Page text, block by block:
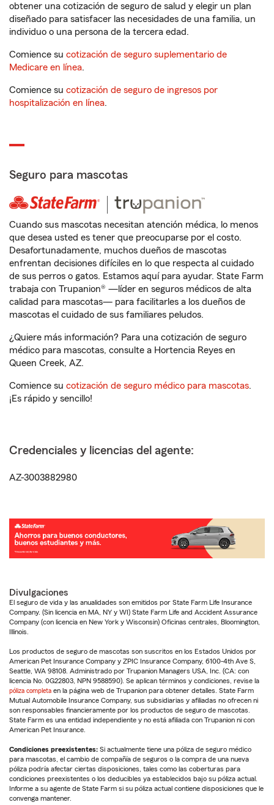
obtener una cotización de seguro de salud y elegir un plan
diseñado para satisfacer las necesidades de una familia, un
individuo o una persona de la tercera edad.
Comience su cotización de seguro suplementario de
Medicare en línea.
Comience su cotización de seguro de ingresos por
hospitalización en línea.
Seguro para mascotas
Cuando sus mascotas necesitan atención médica, lo menos
que desea usted es tener que preocuparse por el costo.
Desafortunadamente, muchos dueños de mascotas
enfrentan decisiones difíciles en lo que respecta al cuidado
de sus perros o gatos. Estamos aquí para ayudar. State Farm
trabaja con Trupanion® —líder en seguros médicos de alta
calidad para mascotas— para facilitarles a los dueños de
mascotas el cuidado de sus familiares peludos.
¿Quiere más información? Para una cotización de seguro
médico para mascotas, consulte a Hortencia Reyes en
Queen Creek, AZ.
Comience su cotización de seguro médico para mascotas.
¡Es rápido y sencillo!
Credenciales y licencias del agente:
AZ-3003882980
Divulgaciones
El seguro de vida y las anualidades son emitidos por State Farm Life Insurance
Company. (Sin licencia en MA, NY y WI) State Farm Life and Accident Assurance
Company (con licencia en New York y Wisconsin) Oficinas centrales, Bloomington,
Illinois.
Los productos de seguro de mascotas son suscritos en los Estados Unidos por
American Pet Insurance Company y ZPIC Insurance Company, 6100-4th Ave S,
Seattle, WA 98108. Administrado por Trupanion Managers USA, Inc. (CA: con
licencia No. 0G22803, NPN 9588590). Se aplican términos y condiciones, revise la
póliza completa en la página web de Trupanion para obtener detalles. State Farm
Mutual Automobile Insurance Company, sus subsidiarias y afiliadas no ofrecen ni
son responsables financieramente por los productos de seguro de mascotas.
State Farm es una entidad independiente y no está afiliada con Trupanion ni con
American Pet Insurance.
Condiciones preexistentes: Si actualmente tiene una póliza de seguro médico
para mascotas, el cambio de compañía de seguros o la compra de una nueva
póliza podría afectar ciertas disposiciones, tales como las coberturas para
condiciones preexistentes o los deducibles ya establecidos bajo su póliza actual.
Informe a su agente de State Farm si su póliza actual contiene disposiciones que le
convenga mantener.